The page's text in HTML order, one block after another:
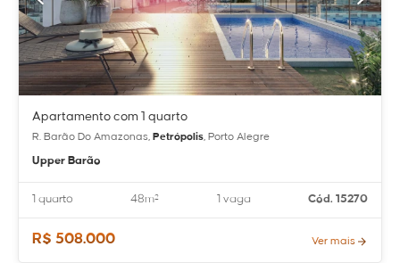
Apartamento com 1 quarto
R. Barão Do Amazonas, Petrópolis, Porto Alegre
Upper Barão
1 quarto 48m² 1 vaga Cód. 15270
R$ 508.000 Ver mais